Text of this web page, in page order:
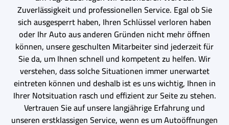
Zuverlässigkeit und professionellen Service. Egal ob Sie
sich ausgesperrt haben, Ihren Schlüssel verloren haben
oder Ihr Auto aus anderen Gründen nicht mehr öffnen
können, unsere geschulten Mitarbeiter sind jederzeit für
Sie da, um Ihnen schnell und kompetent zu helfen. Wir
verstehen, dass solche Situationen immer unerwartet
eintreten können und deshalb ist es uns wichtig, Ihnen in
Ihrer Notsituation rasch und effizient zur Seite zu stehen.
Vertrauen Sie auf unsere langjährige Erfahrung und
unseren erstklassigen Service, wenn es um Autoöffnungen